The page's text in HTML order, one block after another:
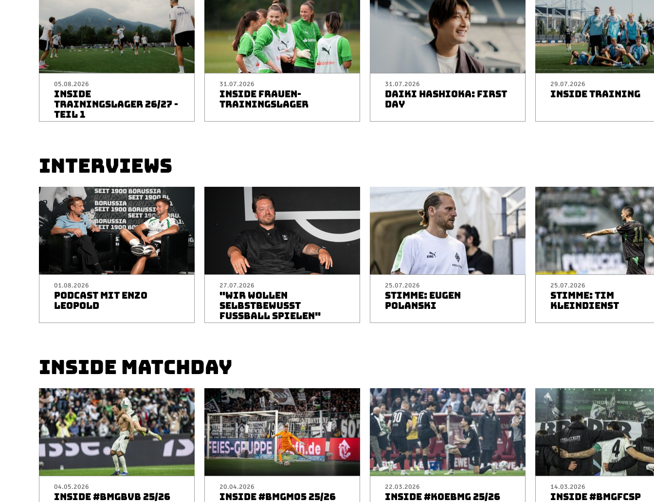
05.08.2026
INSIDE
TRAININGSLAGER 26/27 -
TEIL 1
31.07.2026
INSIDE FRAUEN-
TRAININGSLAGER
31.07.2026
DAIKI HASHIOKA: FIRST
DAY
29.07.2026
INSIDE TRAINING
INTERVIEWS
01.08.2026
PODCAST MIT ENZO
LEOPOLD
27.07.2026
"WIR WOLLEN
SELBSTBEWUSST
FUSSBALL SPIELEN"
25.07.2026
STIMME: EUGEN
POLANSKI
25.07.2026
STIMME: TIM
KLEINDIENST
INSIDE MATCHDAY
04.05.2026
INSIDE #BMGBVB 25/26
20.04.2026
INSIDE #BMGM05 25/26
22.03.2026
INSIDE #KOEBMG 25/26
14.03.2026
INSIDE #BMGFCSP